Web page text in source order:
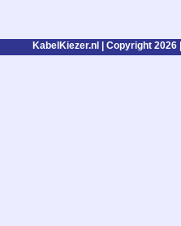
KabelKiezer.nl | Copyright 2026